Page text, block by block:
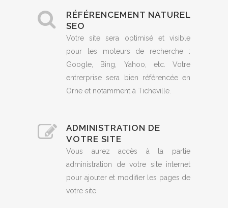
RÉFÉRENCEMENT NATUREL
SEO
Votre site sera optimisé et visible
pour les moteurs de recherche :
Google, Bing, Yahoo, etc. Votre
entrerprise sera bien référencée en
Orne et notamment à Ticheville.
ADMINISTRATION DE
VOTRE SITE
Vous aurez accès à la partie
administration de votre site internet
pour ajouter et modifier les pages de
votre site.